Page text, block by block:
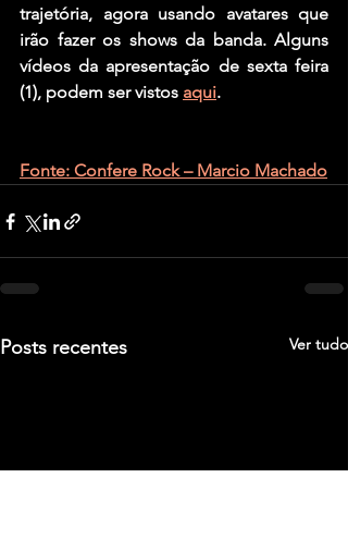
trajetória, agora usando avatares que
irão fazer os shows da banda. Alguns
vídeos da apresentação de sexta feira
(1), podem ser vistos aqui.
Fonte: Confere Rock – Marcio Machado
Posts recentes Ver tudo